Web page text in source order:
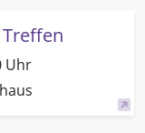
Uhr